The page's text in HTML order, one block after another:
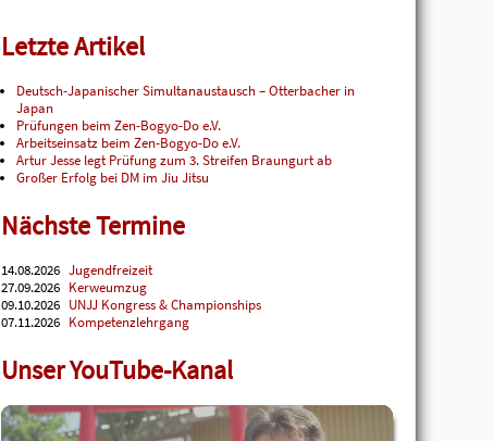
Letzte Artikel
Deutsch-Japanischer Simultanaustausch – Otterbacher in
Japan
Prüfungen beim Zen-Bogyo-Do e.V.
Arbeitseinsatz beim Zen-Bogyo-Do e.V.
Artur Jesse legt Prüfung zum 3. Streifen Braungurt ab
Großer Erfolg bei DM im Jiu Jitsu
Nächste Termine
14.08.2026 Jugendfreizeit
27.09.2026 Kerweumzug
09.10.2026 UNJJ Kongress & Championships
07.11.2026 Kompetenzlehrgang
Unser YouTube-Kanal